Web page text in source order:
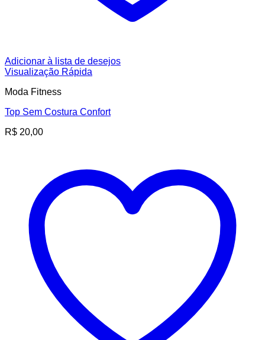
Adicionar à lista de desejos
Visualização Rápida
Moda Fitness
Top Sem Costura Confort
R$ 20,00